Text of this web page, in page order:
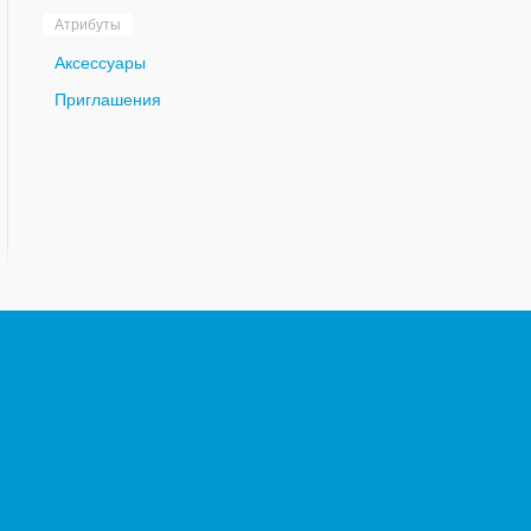
Атрибуты
Аксессуары
Приглашения